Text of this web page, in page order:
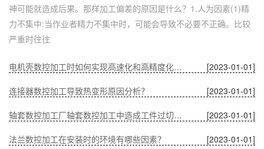
神可能就造成后果。那样加工偏差的原因是什么？1.人为因素(1)精
力不集中:当作业者精力不集中时，可能会导致不必要不正确。比较
严重时往往
[2023-01-01]
电机壳数控加工时如何实现高速化和高精度化的问题？
[2023-01-01]
连接器数控加工导致热变形原因分析？
[2023-01-01]
轴套数控加工厂轴套数控加工中造成工件过切的原因？
[2023-01-01]
法兰数控加工在安装时的环境有哪些因素？